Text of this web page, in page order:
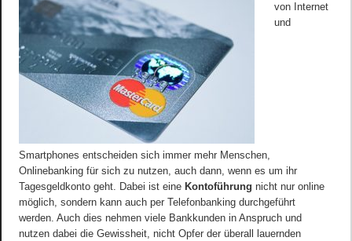
von Internet
und
Smartphones entscheiden sich immer mehr Menschen,
Onlinebanking für sich zu nutzen, auch dann, wenn es um ihr
Tagesgeldkonto geht. Dabei ist eine Kontoführung nicht nur online
möglich, sondern kann auch per Telefonbanking durchgeführt
werden. Auch dies nehmen viele Bankkunden in Anspruch und
nutzen dabei die Gewissheit, nicht Opfer der überall lauernden